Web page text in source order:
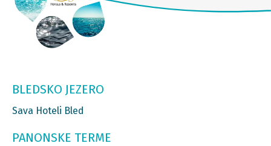
BLEDSKO JEZERO
Sava Hoteli Bled
PANONSKE TERME